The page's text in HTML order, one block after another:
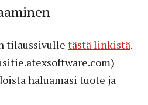
tilaussivulle tästä linkistä.
haluamasi tuote ja